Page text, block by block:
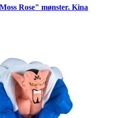
Rose" mønster. Kina